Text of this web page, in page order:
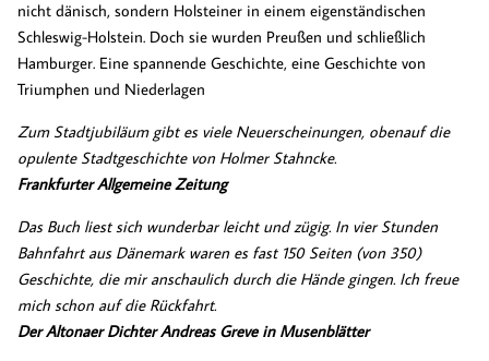
nicht dänisch, sondern Holsteiner in einem eigenständischen
Schleswig-Holstein. Doch sie wurden Preußen und schließlich
Hamburger. Eine spannende Geschichte, eine Geschichte von
Triumphen und Niederlagen
Zum Stadtjubiläum gibt es viele Neuerscheinungen, obenauf die
opulente Stadtgeschichte von Holmer Stahncke.
Frankfurter Allgemeine Zeitung
Das Buch liest sich wunderbar leicht und zügig. In vier Stunden
Bahnfahrt aus Dänemark waren es fast 150 Seiten (von 350)
Geschichte, die mir anschaulich durch die Hände gingen. Ich freue
mich schon auf die Rückfahrt.
Der Altonaer Dichter Andreas Greve in Musenblätter